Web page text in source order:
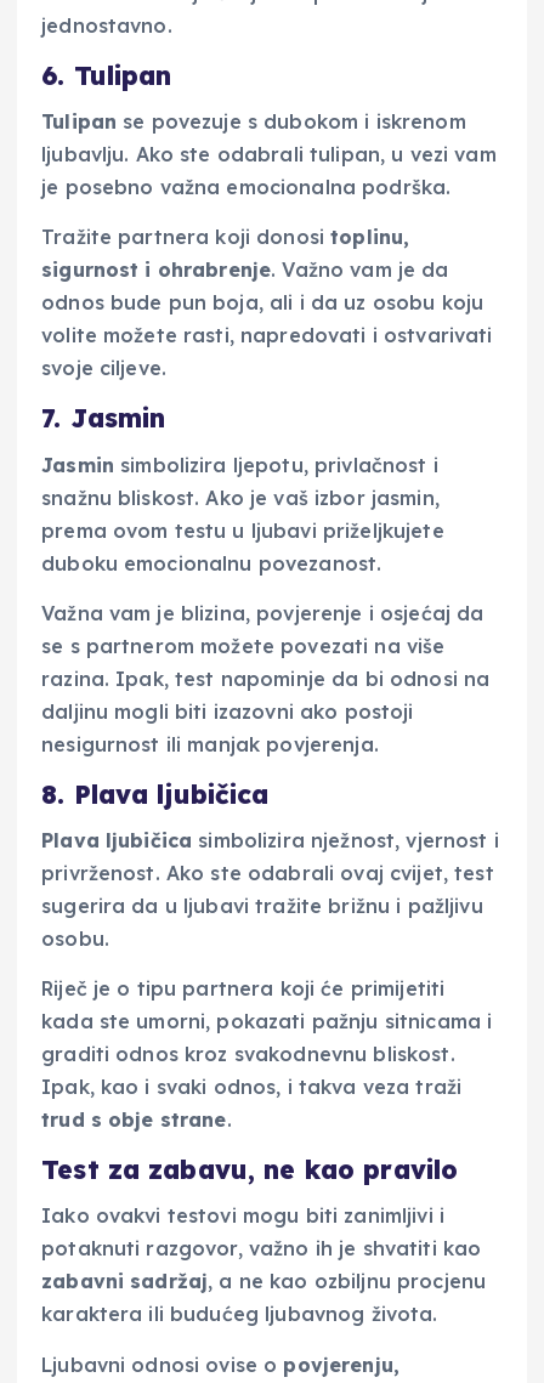
jednostavno.
6. Tulipan
Tulipan se povezuje s dubokom i iskrenom
ljubavlju. Ako ste odabrali tulipan, u vezi vam
je posebno važna emocionalna podrška.
Tražite partnera koji donositoplinu,
sigurnost i ohrabrenje. Važno vam je da
odnos bude pun boja, ali i da uz osobu koju
volite možete rasti, napredovati i ostvarivati
svoje ciljeve.
7. Jasmin
Jasmin simbolizira ljepotu, privlačnost i
snažnu bliskost. Ako je vaš izbor jasmin,
prema ovom testu u ljubavi priželjkujete
duboku emocionalnu povezanost.
Važna vam je blizina, povjerenje i osjećaj da
se s partnerom možete povezati na više
razina. Ipak, test napominje da bi odnosi na
daljinu mogli biti izazovni ako postoji
nesigurnost ili manjak povjerenja.
8. Plava ljubičica
Plava ljubičica simbolizira nježnost, vjernost i
privrženost. Ako ste odabrali ovaj cvijet, test
sugerira da u ljubavi tražite brižnu i pažljivu
osobu.
Riječ je o tipu partnera koji će primijetiti
kada ste umorni, pokazati pažnju sitnicama i
graditi odnos kroz svakodnevnu bliskost.
Ipak, kao i svaki odnos, i takva veza traži
trud s obje strane.
Test za zabavu, ne kao pravilo
Iako ovakvi testovi mogu biti zanimljivi i
potaknuti razgovor, važno ih je shvatiti kao
zabavni sadržaj, a ne kao ozbiljnu procjenu
karaktera ili budućeg ljubavnog života.
Ljubavni odnosi ovise o povjerenju,